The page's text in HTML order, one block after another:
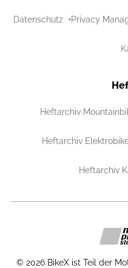
Datenschutz Privacy
Heftarchiv
Heftarchiv
Heftarchiv
© 2026 BikeX ist Teil der